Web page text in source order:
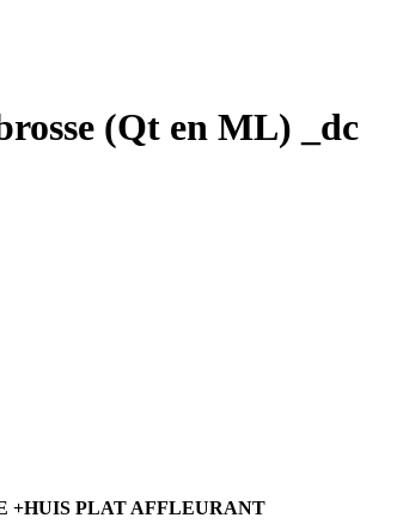
(Qt en ML) _dc
+HUIS PLAT AFFLEURANT